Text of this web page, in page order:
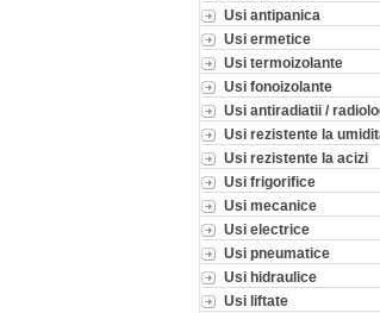
Usi antipanica
Usi ermetice
Usi termoizolante
Usi fonoizolante
Usi antiradiatii /
Usi rezistente la
Usi rezistente la acizi
Usi frigorifice
Usi mecanice
Usi electrice
Usi pneumatice
Usi hidraulice
Usi liftate